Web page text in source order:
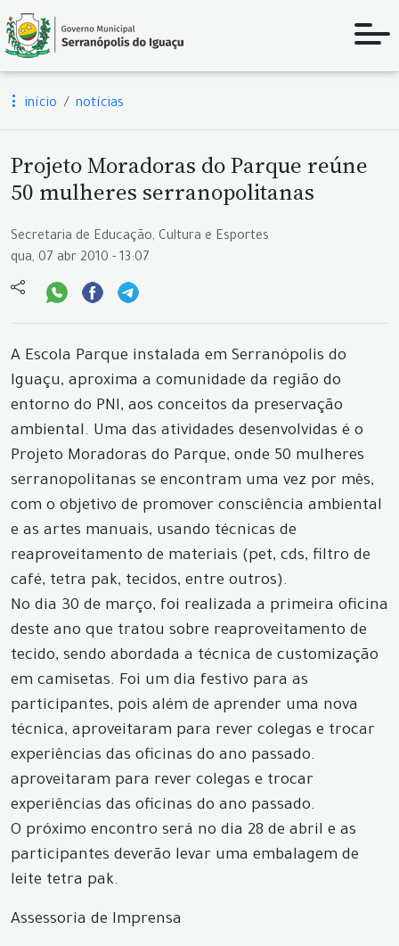
início notícias
Projeto Moradoras do Parque reúne
50 mulheres serranopolitanas
Secretaria de Educação, Cultura e Esportes
qua, 07 abr 2010 - 13:07
A Escola Parque instalada em Serranópolis do
Iguaçu, aproxima a comunidade da região do
entorno do PNI, aos conceitos da preservação
ambiental. Uma das atividades desenvolvidas é o
Projeto Moradoras do Parque, onde 50 mulheres
serranopolitanas se encontram uma vez por mês,
com o objetivo de promover consciência ambiental
e as artes manuais, usando técnicas de
reaproveitamento de materiais (pet, cds, filtro de
café, tetra pak, tecidos, entre outros).
No dia 30 de março, foi realizada a primeira oficina
deste ano que tratou sobre reaproveitamento de
tecido, sendo abordada a técnica de customização
em camisetas. Foi um dia festivo para as
participantes, pois além de aprender uma nova
técnica, aproveitaram para rever colegas e trocar
experiências das oficinas do ano passado.
aproveitaram para rever colegas e trocar
experiências das oficinas do ano passado.
O próximo encontro será no dia 28 de abril e as
participantes deverão levar uma embalagem de
leite tetra pak.
Assessoria de Imprensa